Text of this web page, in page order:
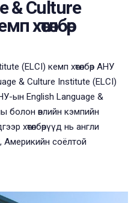
& Culture
хөтөлбөр
(ELCI) кемп хөтөлбөр АНУ
& Culture Institute (ELCI)
ын English Language &
болон өвлийн кэмпийн
хөтөлбөрүүд нь англи
Америкийн соёлтой